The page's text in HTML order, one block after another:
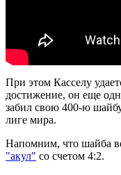
При этом Касселу
достижение, он еще
забил свою 400-ю
лиге мира.
Напомним, что шайба
"акул" со счетом 4:2.